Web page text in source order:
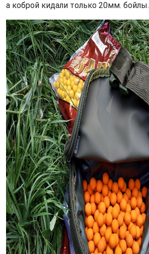
а коброй кидали только 20мм. бойлы.